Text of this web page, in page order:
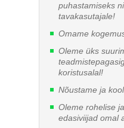
puhastamiseks
tavakasutajale!
Omame
Oleme üks
koristusalal!
Nõustame ja
Oleme rohelise
edasiviijad omal